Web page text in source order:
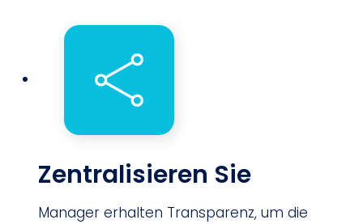
Zentralisieren Sie
Manager erhalten Transparenz, um die